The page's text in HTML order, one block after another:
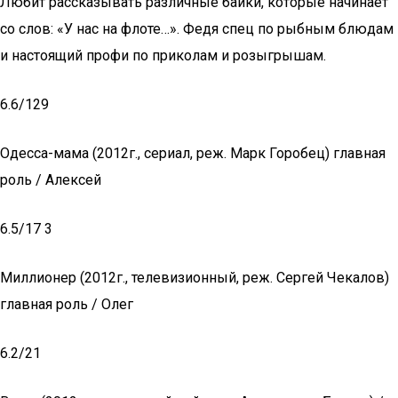
со слов: «У нас на флоте…». Федя спец по рыбным блюдам
и настоящий профи по приколам и розыгрышам.
6.6/129
Одесса-мама (2012г., сериал, реж. Марк Горобец) главная
роль / Алексей
6.5/17 3
Миллионер (2012г., телевизионный, реж. Сергей Чекалов)
главная роль / Олег
6.2/21